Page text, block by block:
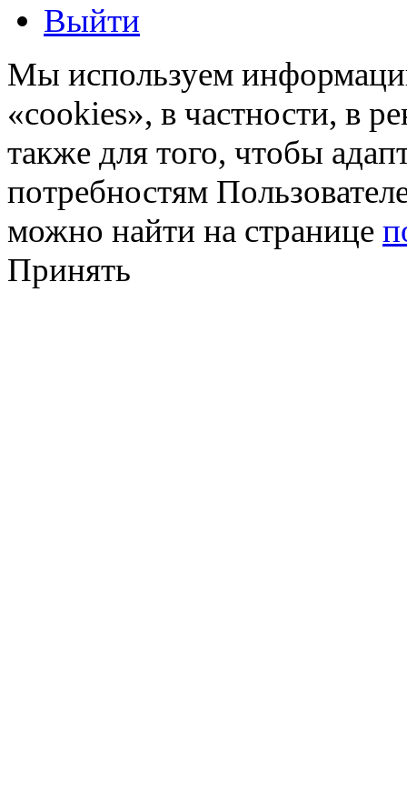
Выйти
Мы используем
«cookies», в частности, в
также для того, чтобы
потребностям
можно найти на странице
Принять